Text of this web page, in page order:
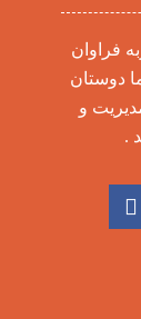
فراوان
دوستان
و
.